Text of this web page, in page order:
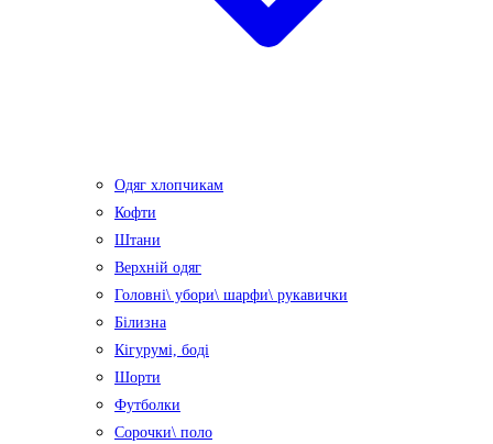
Одяг хлопчикам
Кофти
Штани
Верхній одяг
Головні\ убори\ шарфи\ рукавички
Білизна
Кігурумі, боді
Шорти
Футболки
Сорочки\ поло